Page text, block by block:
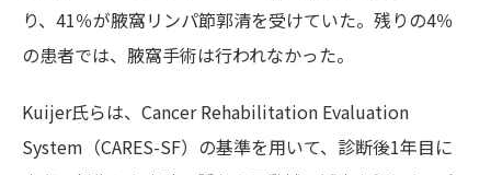
り、41％が腋窩リンパ節郭清を受けていた。残りの4％
の患者では、腋窩手術は行われなかった。
Kuijer氏らは、Cancer Rehabilitation Evaluation
System（CARES-SF）の基準を用いて、診断後1年目に